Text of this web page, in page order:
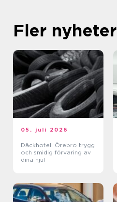
Fler nyheter
05. juli 2026
Däckhotell Örebro trygg
och smidig förvaring av
dina hjul